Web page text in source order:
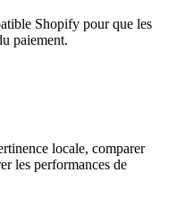
Shopify pour que les
paiement.
locale, comparer
les performances de